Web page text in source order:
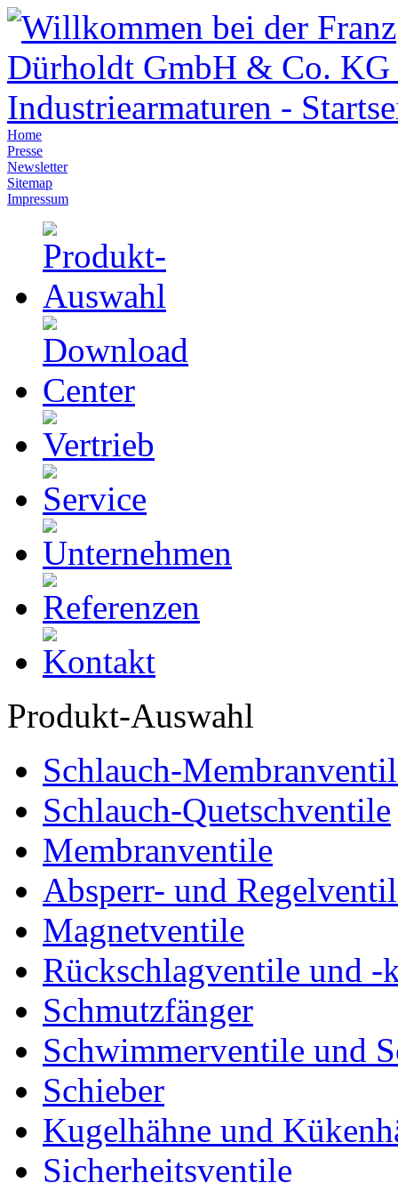
Home
Presse
Newsletter
Sitemap
Impressum
Produkt-Auswahl
Schlauch-
Schlauch-Quetschventile
Membranventile
Absperr- und
Magnetventile
Rückschlagventile und -
Schmutzfänger
Schwimmerventile und
Schieber
Kugelhähne und
Sicherheitsventile